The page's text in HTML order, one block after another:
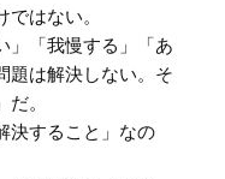
ではない。
」「我慢する」「あ
題は解決しない。そ
。
決すること」なの